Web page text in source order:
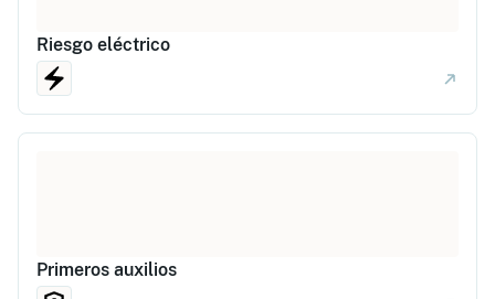
Riesgo eléctrico
Primeros auxilios